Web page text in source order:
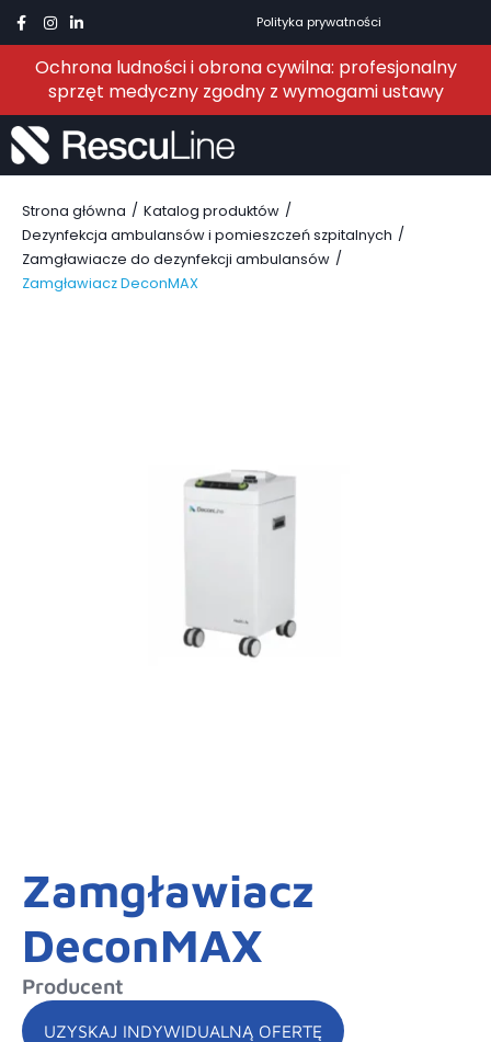
Polityka prywatności
Ochrona ludności i obrona cywilna: profesjonalny
sprzęt medyczny zgodny z wymogami ustawy
Strona główna / Katalog produktów /
Dezynfekcja ambulansów i pomieszczeń szpitalnych /
Zamgławiacze do dezynfekcji ambulansów /
Zamgławiacz DeconMAX
Zamgławiacz
DeconMAX
Producent
UZYSKAJ INDYWIDUALNĄ OFERTĘ